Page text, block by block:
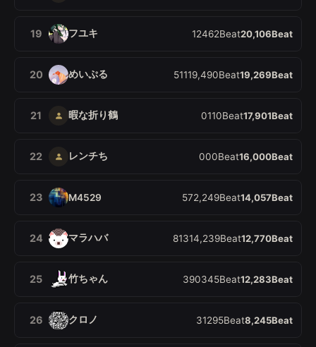
19 20,106Beat
フユキ 12462Beat
20 19,269Beat
めいぷる 51119,490Beat
21 17,901Beat
暇な折り鶴 0110Beat
22 16,000Beat
レンチち 000Beat
23 14,057Beat
M4529 572,249Beat
24 12,770Beat
マラハバ 81314,239Beat
25 12,283Beat
竹ちゃん 390345Beat
26 8,245Beat
クロノ 31295Beat